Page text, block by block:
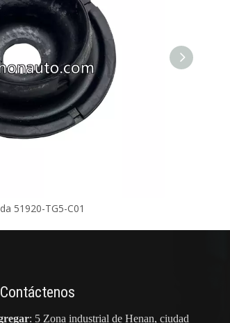
51920-TG5-C01
Contáctenos
: 5 Zona industrial de Henan, ciudad